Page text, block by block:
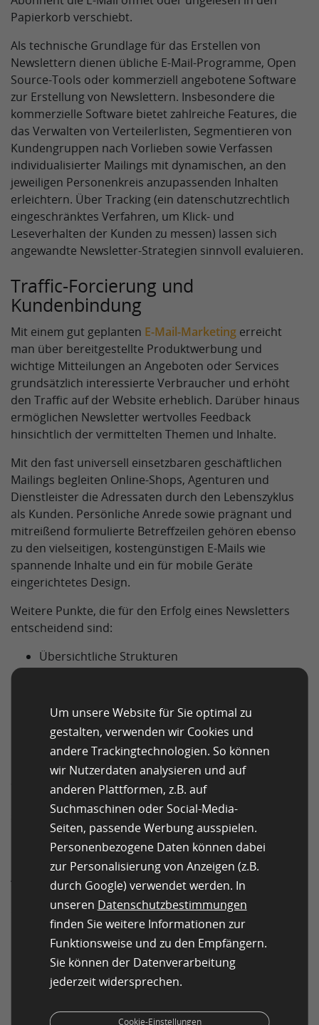
Papierkorb verschiebt.
Als technische Grundlage für das Erstellen von
Newslettern dienen übliche E-Mail-Programme, Open
Source-Tools oder kommerziell angebotene Software
zur Erstellung von Newslettern. Insbesondere die
kommerzielle Software bietet zahlreiche Features, die
das Verwalten von Verteilerlisten, Segmentieren von
Kundengruppen nach Vorlieben sowie Verfassen
individualisierter Mailings mit dynamischen, an den
jeweiligen Personenkreis anzupassenden Inhalten
erleichtern. Über Tracking (ein datenschutzrechtlich
eingeschränktes Verfahren, um Klick- und
Leseverhalten der Kunden zu messen) lassen sich
angewandte Newsletter-Strategien sinnvoll evaluieren.
Traffic-Forcierung und
Kundenbindung
Mit einem gut geplanten E-Mail-Marketing erreicht
man über bereitgestellte Produktwerbung und
wichtige Mitteilungen an Angeboten oder Services
grundsätzlich interessierte Verbraucher und erhöht
den Traffic auf der Website erheblich. Darüber hinaus
ermöglichen Newsletter wertvolles Feedback
hinsichtlich der vermittelten Themen und Inhalte.
Mit den fast universell einsetzbaren geschäftlichen
Mailings begleiten Online-Shops, Agenturen und
Dienstleister die Adressaten durch den Lebenszyklus
als Kunden. Persönliche Anrede sowie prägnant und
mitreißend formulierte Betreffzeilen gehören ebenso
zu den vielseitigen, kostengünstigen E-Mails wie
spannende Inhalte und ein für mobile Geräte
eingerichtetes Design.
Weitere Punkte, die für den Erfolg eines Newsletters
entscheidend sind:
Übersichtliche Strukturen
Die Auswahl des richtigen Zeitpunkts zum
Versenden
Rabattaktionen und Spiele sind weitere
aufmerksamkeitsstarke Elemente, die für steigende
Umsätze und einen hohen Return of Investment (ROI)
sorgen.
Rechtssichere Gestaltung
Anders als das Verteilen von Prospekten oder die
Online-Werbung mit Bannern setzt E-Mail-Marketing
obligatorisch das Einverständnis und die Bestätigung
durch den Empfänger voraus. Zwei Stichworte sind in
diesem Zusammenhang besonders wichtig: Double
Opt-in und Opt-out.
Double Opt-in beim Anmelden: Der Interessent
trägt seine E-Mail-Adresse in ein Formular ein.
Um unsere Website für Sie optimal zu
gestalten, verwenden wir Cookies und
andere Trackingtechnologien. So können
wir Nutzerdaten analysieren und auf
anderen Plattformen, z.B. auf
Suchmaschinen oder Social-Media-
Seiten, passende Werbung ausspielen.
Personenbezogene Daten können dabei
zur Personalisierung von Anzeigen (z.B.
durch Google) verwendet werden. In
unseren Datenschutzbestimmungen
finden Sie weitere Informationen zur
Funktionsweise und zu den Empfängern.
Sie können der Datenverarbeitung
jederzeit widersprechen.
Cookie-Einstellungen